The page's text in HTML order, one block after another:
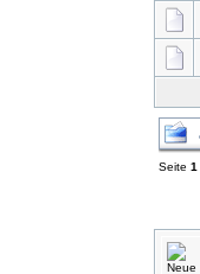
Seite 1